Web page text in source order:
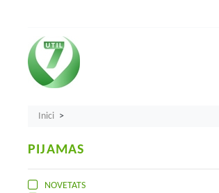
Inici
PIJAMAS
NOVETATS